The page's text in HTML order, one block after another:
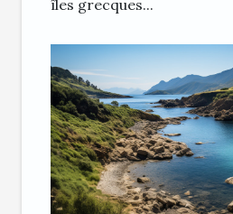
îles grecques...